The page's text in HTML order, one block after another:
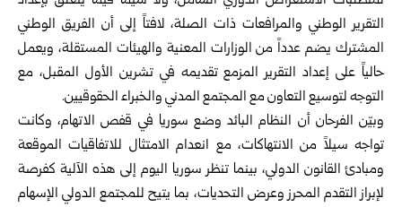
التقرير الوطني والمرافعات ذات الصلة، لافتاً إلى أن الفريق الوطني
المشترك يضم عدداً من الوزارات المعنية والهيئات المستقلة، ويعمل
حالياً على إعداد التقرير المزمع تقديمه في تشرين الأول المقبل، مع
التوجه لتوسيع التعاون مع المجتمع المدني والخبراء الحقوقيين.
وبيّن الفرحان أن النظام البائد وضع سوريا في قفص الاتهام، وكانت
تواجه سيلاً من الانتهاكات، مع انعدام الامتثال للاتفاقيات الموقعة
ومبادئ القانون الدولي، بينما تنظر سوريا اليوم إلى هذه الآلية كفرصة
لإبراز التقدم المحرز وعرض التحديات، بما يتيح للمجتمع الدولي الإسهام